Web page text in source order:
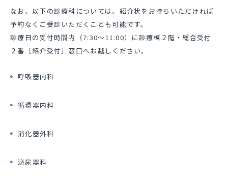
なお、以下の診療科については、紹介状をお持ちいただければ
予約なくご受診いただくことも可能です。
診療日の受付時間内（7:30～11:00）に診療棟２階・総合受付
２番［紹介受付］窓口へお越しください。
呼吸器内科
循環器内科
消化器外科
泌尿器科